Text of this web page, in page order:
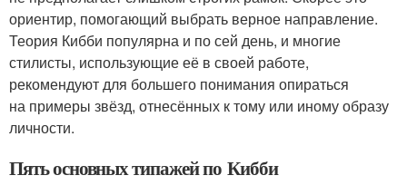
ориентир, помогающий выбрать верное направление.
Теория Кибби популярна и по сей день, и многие
стилисты, использующие её в своей работе,
рекомендуют для большего понимания опираться
на примеры звёзд, отнесённых к тому или иному образу
личности.
Пять основных типажей по Кибби